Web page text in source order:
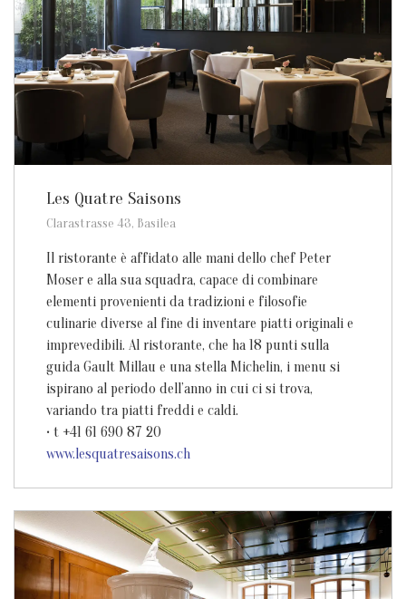
Les Quatre Saisons
Clarastrasse 43, Basilea
Il ristorante è affidato alle mani dello chef Peter
Moser e alla sua squadra, capace di combinare
elementi provenienti da tradizioni e filosofie
culinarie diverse al fine di inventare piatti originali e
imprevedibili. Al ristorante, che ha 18 punti sulla
guida Gault Millau e una stella Michelin, i menu si
ispirano al periodo dell’anno in cui ci si trova,
variando tra piatti freddi e caldi.
• t +41 61 690 87 20
www.lesquatresaisons.ch